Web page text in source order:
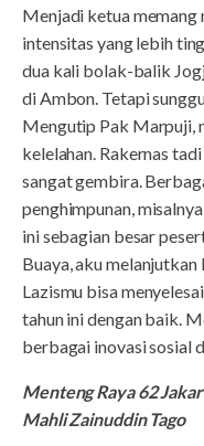
Menjadi ketua memang
intensitas yang lebih
dua kali bolak-balik
di Ambon. Tetapi
Mengutip Pak Marpuji,
kelelahan. Rakernas
sangat gembira.
penghimpunan,
ini sebagian besar
Buaya, aku melanjutkan
Lazismu bisa
tahun ini dengan baik.
berbagai inovasi sosial
Menteng Raya 62
Mahli Zainuddin Tago